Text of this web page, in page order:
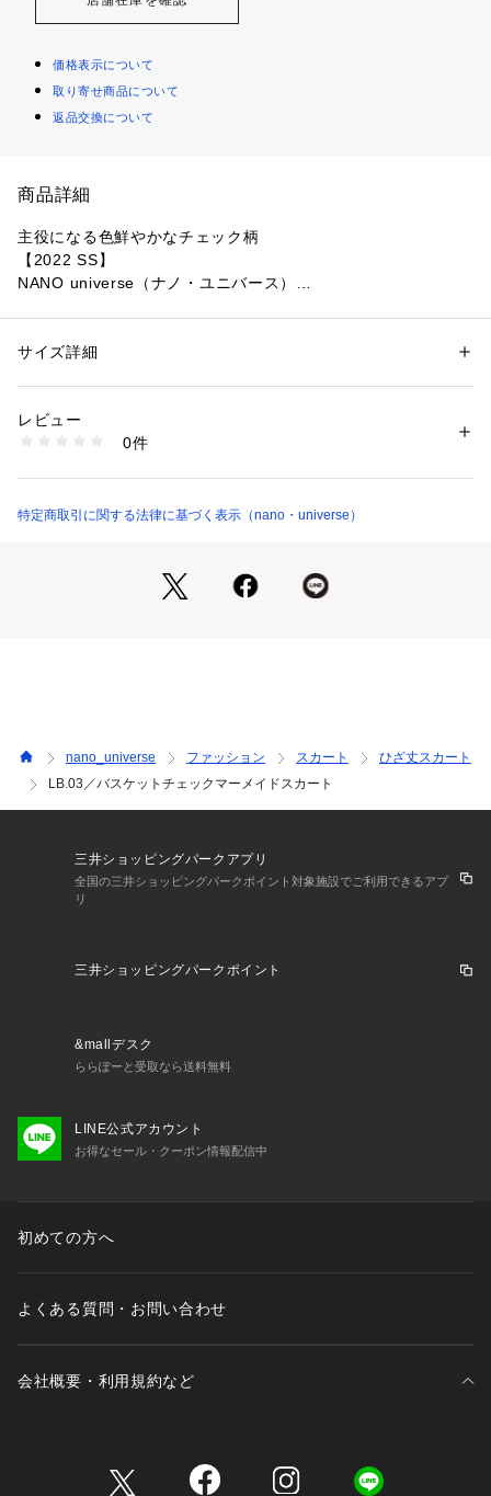
価格表示について
取り寄せ商品について
返品交換について
商品詳細
主役になる色鮮やかなチェック柄
【2022 SS】
NANO universe（ナノ・ユニバース）
主役級の色鮮やかなチェック柄がポイントになるスカート。落
るだけで様になるから、デイリーの着回しに重宝します。
・落ち着いた長めの着丈感
・デイリーの着回しに重宝
■取扱方法
クリーニングネットをご使用ください。あて布を使用してくだ
さい。濡れたままの放置や、長時間の浸漬はしないで下さい。
※こちらの商品の画像はサンプルを使用しているため、一部製
品と仕様が異なる場合がございます。この点をご了承の上、お
買い求めください。
イロン1% (裏地)ポリエステル100%
性別：レディース
素材：(表地)コットン75% ポリエステル23% レーヨン1% ナイロン1%
生産国：日本製
商品番号：1096600000842 （モール）
サイズ詳細
レビュー
0件
特定商取引に関する法律に基づく表示（nano・universe）
nano_universe ファッション スカート
ひざ丈スカート
LB.03／バスケットチェックマーメイドスカート
三井ショッピングパークアプリ
全国の三井ショッピングパークポイント対象施設でご利用できるアプ
リ
三井ショッピングパークポイント
&mallデスク
ららぽーと受取なら送料無料
LINE公式アカウント
お得なセール・クーポン情報配信中
初めての方へ
よくある質問・お問い合わせ
会社概要・利用規約など